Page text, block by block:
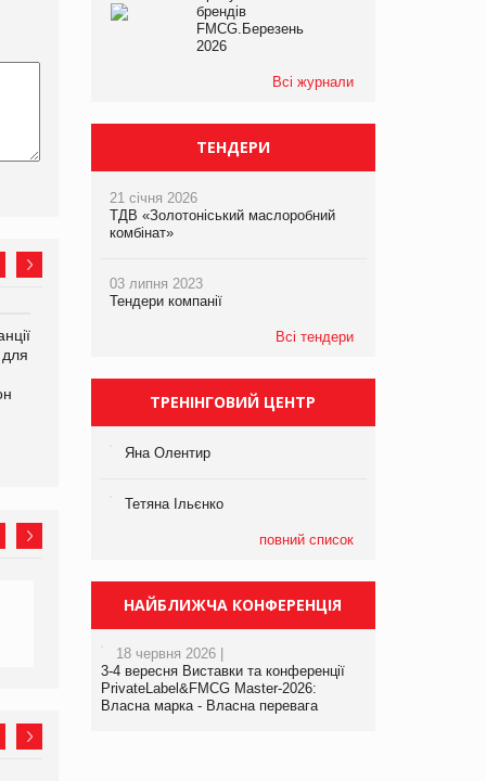
У Євросоюзі набули
брендів
FMCG.Березень
2026
Всі журнали
ТЕНДЕРИ
21 січня 2026
ТДВ «Золотоніський маслоробний
комбінат»
03 липня 2023
Тендери компанії
Всі тендери
ТРЕНІНГОВИЙ ЦЕНТР
Яна Олентир
Тетяна Ільєнко
повний список
НАЙБЛИЖЧА КОНФЕРЕНЦІЯ
18 червня 2026 |
3-4 вересня Виставки та конференції
PrivateLabel&FMCG Master-2026:
Власна марка - Власна перевага